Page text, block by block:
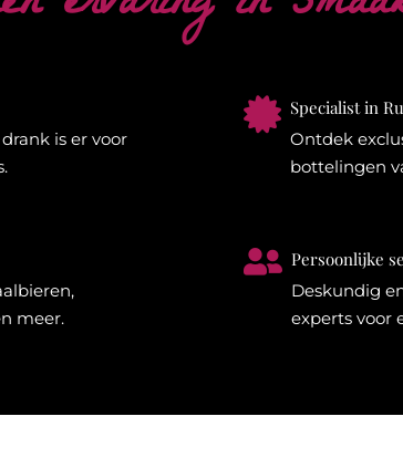
is er voor
 Specialist in
Ontdek
bottelingen
meer.
 Persoonlijke
Deskundig
experts voor